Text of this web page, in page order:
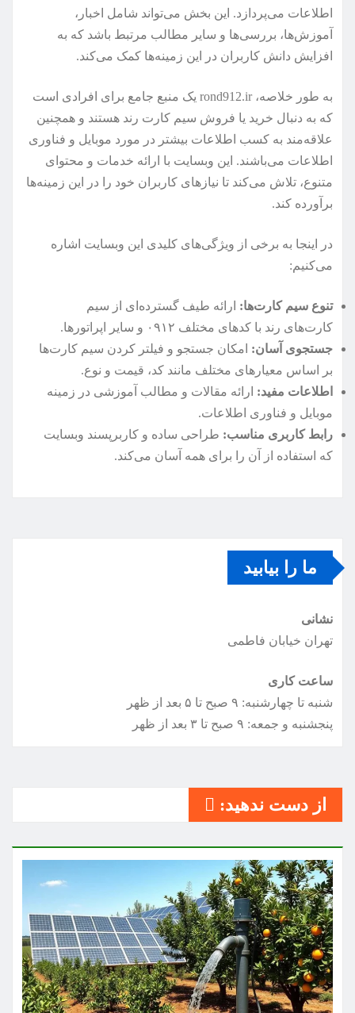
اطلاعات می‌پردازد. این بخش می‌تواند شامل اخبار،
آموزش‌ها، بررسی‌ها و سایر مطالب مرتبط باشد که به
افزایش دانش کاربران در این زمینه‌ها کمک می‌کند.
به طور خلاصه، rond912.ir یک منبع جامع برای افرادی است
که به دنبال خرید یا فروش سیم کارت رند هستند و همچنین
علاقه‌مند به کسب اطلاعات بیشتر در مورد موبایل و فناوری
اطلاعات می‌باشند. این وبسایت با ارائه خدمات و محتوای
متنوع، تلاش می‌کند تا نیازهای کاربران خود را در این زمینه‌ها
برآورده کند.
در اینجا به برخی از ویژگی‌های کلیدی این وبسایت اشاره
می‌کنیم:
تنوع سیم کارت‌ها: ارائه طیف گسترده‌ای از سیم
کارت‌های رند با کدهای مختلف ۰۹۱۲ و سایر اپراتورها.
جستجوی آسان: امکان جستجو و فیلتر کردن سیم کارت‌ها
بر اساس معیارهای مختلف مانند کد، قیمت و نوع.
اطلاعات مفید: ارائه مقالات و مطالب آموزشی در زمینه
موبایل و فناوری اطلاعات.
رابط کاربری مناسب: طراحی ساده و کاربرپسند وبسایت
که استفاده از آن را برای همه آسان می‌کند.
ما را بیابید
نشانی
تهران خیابان فاطمی
ساعت کاری
شنبه تا چهارشنبه: ۹ صبح تا ۵ بعد از ظهر
پنجشنبه و جمعه: ۹ صبح تا ۳ بعد از ظهر
از دست ندهید: